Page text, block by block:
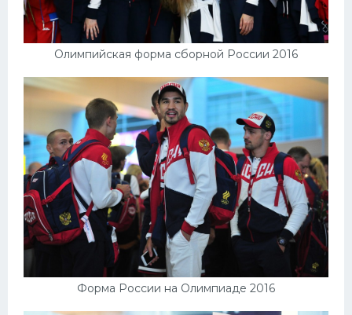
Олимпийская форма сборной России 2016
Форма России на Олимпиаде 2016